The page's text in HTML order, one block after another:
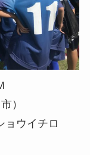
）
ウイチロ